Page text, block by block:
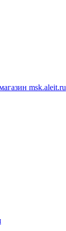
msk.aleit.ru